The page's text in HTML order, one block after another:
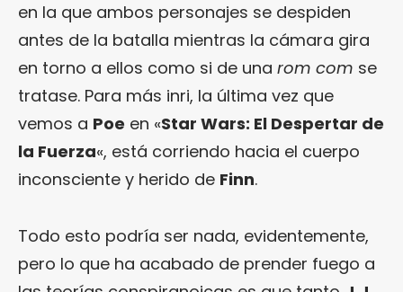
en la que ambos personajes se despiden
antes de la batalla mientras la cámara gira
en torno a ellos como si de una rom com se
tratase. Para más inri, la última vez que
vemos a Poe en «Star Wars: El Despertar de
la Fuerza«, está corriendo hacia el cuerpo
inconsciente y herido de Finn.
Todo esto podría ser nada, evidentemente,
pero lo que ha acabado de prender fuego a